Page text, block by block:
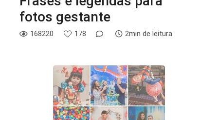
fotos gestante
168220 178 2min de leitura